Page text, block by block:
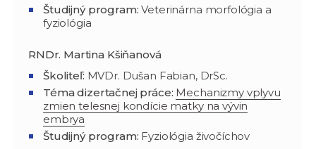
Študijný program: Veterinárna morfológia a
fyziológia
RNDr. Martina Kšiňanová
Školiteľ: MVDr. Dušan Fabian, DrSc.
Téma dizertačnej práce: Mechanizmy vplyvu
zmien telesnej kondície matky na vývin
embrya
Študijný program: Fyziológia živočíchov